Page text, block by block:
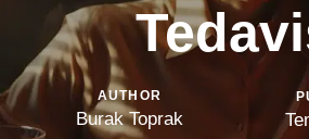
AUTHOR
Burak Toprak